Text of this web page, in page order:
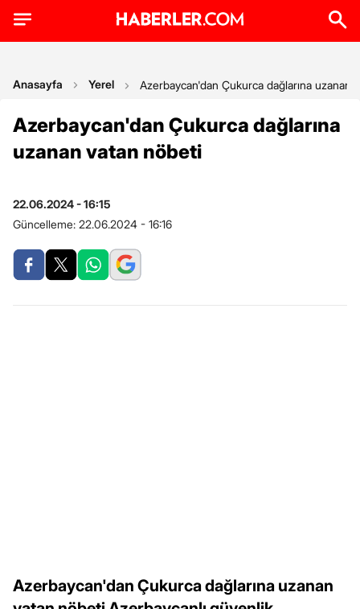
Anasayfa Yerel Azerbaycan'dan Çukurca dağlarına uzanan
Azerbaycan'dan Çukurca dağlarına
uzanan vatan nöbeti
22.06.2024 - 16:15
Güncelleme: 22.06.2024 - 16:16
Azerbaycan'dan Çukurca dağlarına uzanan